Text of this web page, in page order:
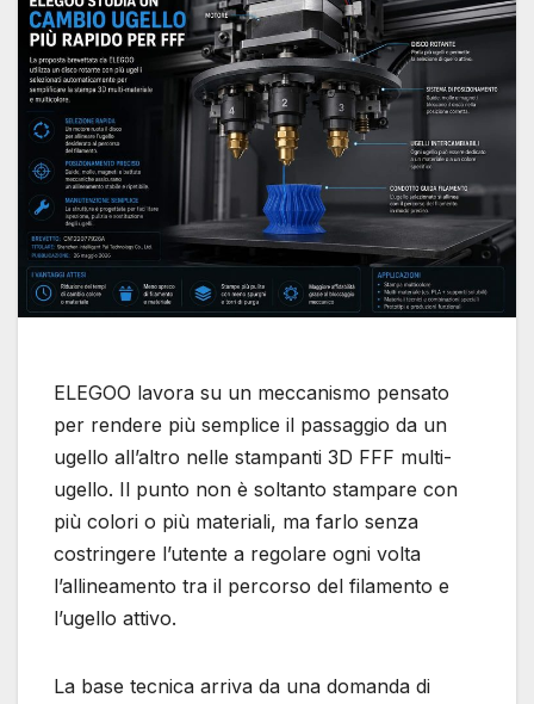
ELEGOO lavora su un meccanismo pensato
per rendere più semplice il passaggio da un
ugello all’altro nelle stampanti 3D FFF multi-
ugello. Il punto non è soltanto stampare con
più colori o più materiali, ma farlo senza
costringere l’utente a regolare ogni volta
l’allineamento tra il percorso del filamento e
l’ugello attivo.
La base tecnica arriva da una domanda di